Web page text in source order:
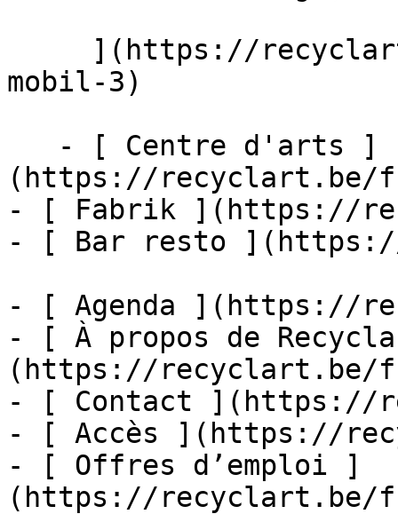
mobil-3)
(https://recyclart.be/
- [ Fabrik ](https://
- [ Bar resto
- [ Agenda ](https://
- [ À propos de
(https://recyclart.be/
- [ Contact ](https://
- [ Accès ](https://
- [ Offres d’emploi ]
(https://recyclart.be/